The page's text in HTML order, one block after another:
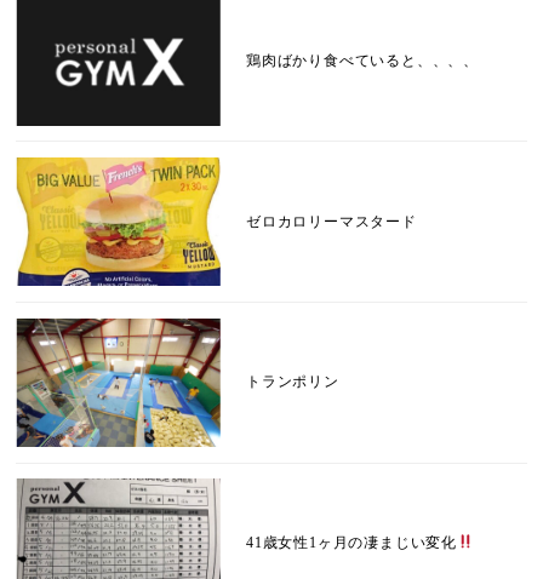
鶏肉ばかり食べていると、、、、
ゼロカロリーマスタード
トランポリン
41歳女性1ヶ月の凄まじい変化